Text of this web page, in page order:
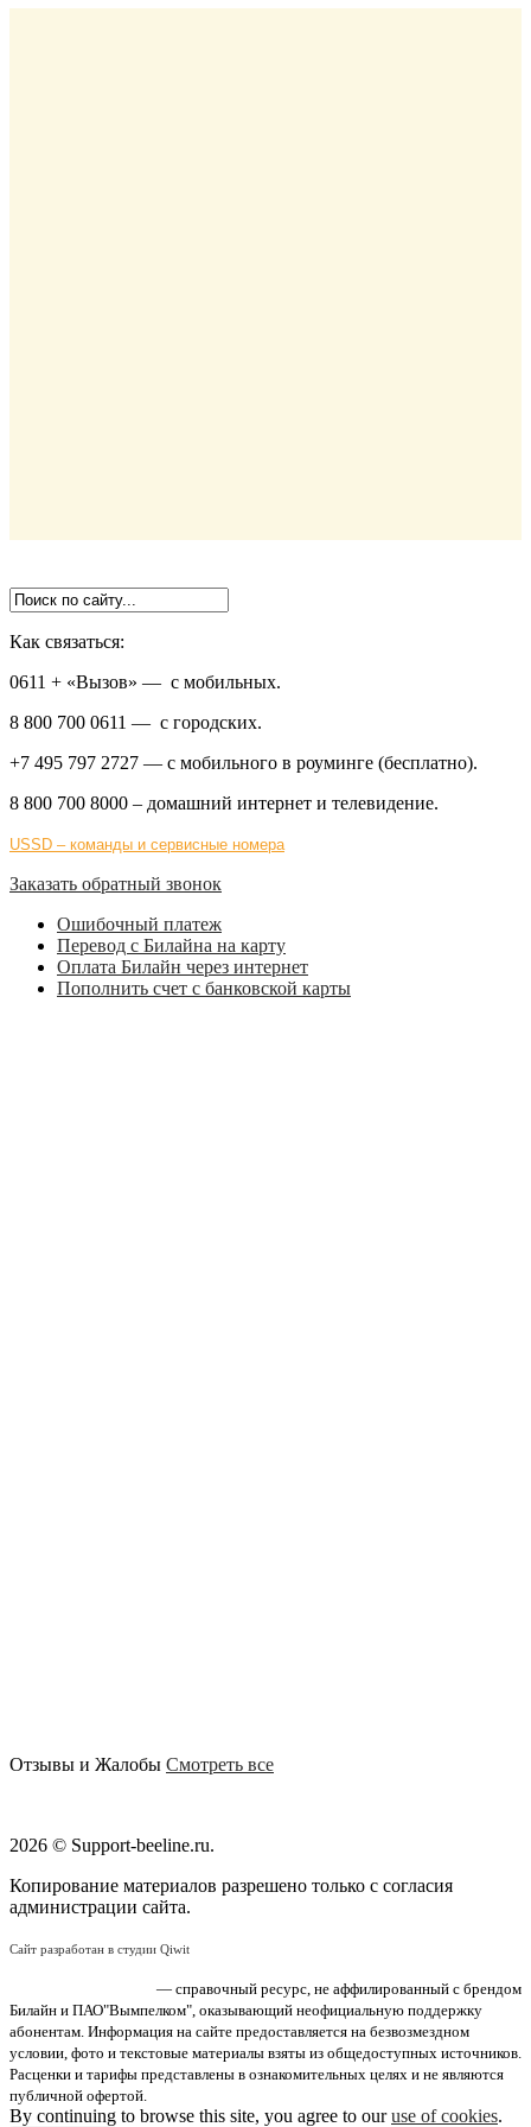
Как связаться:
0611 + «Вызов» — с мобильных.
8 800 700 0611 — с городских.
+7 495 797 2727 — с мобильного в роуминге (бесплатно).
8 800 700 8000 – домашний интернет и телевидение.
USSD – команды и сервисные номера
Заказать обратный звонок
Ошибочный платеж
Перевод с Билайна на карту
Оплата Билайн через интернет
Пополнить счет с банковской карты
Отзывы и Жалобы Смотреть все
2026 © Support-beeline.ru.
Копирование материалов разрешено только с согласия
администрации сайта.
Сайт разработан в студии Qiwit
— справочный ресурс, не аффилированный с брендом
Билайн и ПАО"Вымпелком", оказывающий неофициальную поддержку
абонентам. Информация на сайте предоставляется на безвозмездном
условии, фото и текстовые материалы взяты из общедоступных источников.
Расценки и тарифы представлены в ознакомительных целях и не являются
публичной офертой.
By continuing to browse this site, you agree to ouruse of cookies.